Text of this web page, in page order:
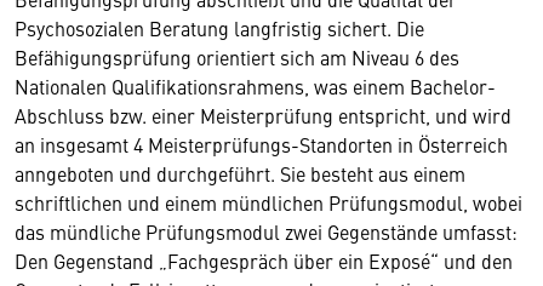
Psychosozialen Beratung langfristig sichert. Die
Befähigungsprüfung orientiert sich am Niveau 6 des
Nationalen Qualifikationsrahmens, was einem Bachelor-
Abschluss bzw. einer Meisterprüfung entspricht, und wird
an insgesamt 4 Meisterprüfungs-Standorten in Österreich
anngeboten und durchgeführt. Sie besteht aus einem
schriftlichen und einem mündlichen Prüfungsmodul, wobei
das mündliche Prüfungsmodul zwei Gegenstände umfasst:
Den Gegenstand „Fachgespräch über ein Exposé“ und den